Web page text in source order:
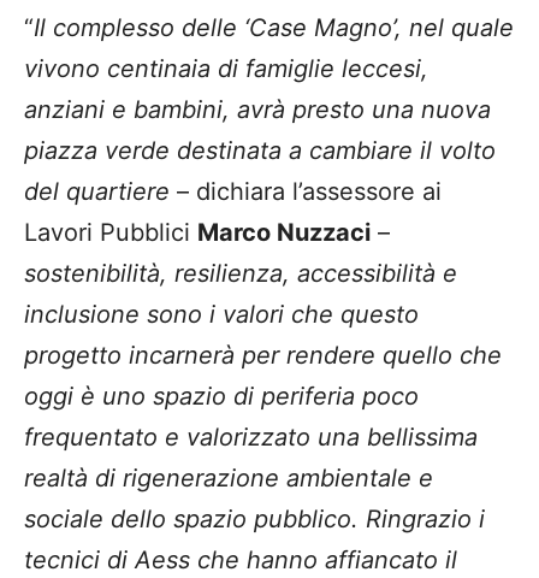
“Il complesso delle ‘Case Magno’, nel quale
vivono centinaia di famiglie leccesi,
anziani e bambini, avrà presto una nuova
piazza verde destinata a cambiare il volto
del quartiere – dichiara l’assessore ai
Lavori Pubblici Marco Nuzzaci –
sostenibilità, resilienza, accessibilità e
inclusione sono i valori che questo
progetto incarnerà per rendere quello che
oggi è uno spazio di periferia poco
frequentato e valorizzato una bellissima
realtà di rigenerazione ambientale e
sociale dello spazio pubblico. Ringrazio i
tecnici di Aess che hanno affiancato il